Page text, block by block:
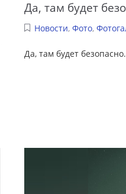
Да, там будет
Новости,Фото,
Да, там будет